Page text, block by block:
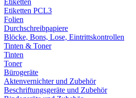
Etiketten
Etiketten PCL3
Folien
Durchschreibpapiere
Blöcke, Bons, Lose, Eintrittskontrollen
Tinten & Toner
Tinten
Toner
Bürogeräte
Aktenvernichter und Zubehör
Beschriftungsgeräte und Zubehör